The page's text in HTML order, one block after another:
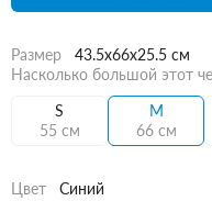
Размер
43.5x66x25.5 см
Насколько большой этот
S
55 см
M
66 см
Цвет Синий